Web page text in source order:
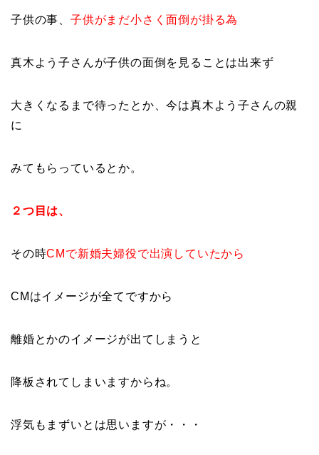
子供の事、 子供がまだ小さく面倒が掛る為
真木よう子さんが子供の面倒を見ることは出来ず
大きくなるまで待ったとか、今は真木よう子さんの親
に
みてもらっているとか。
２つ目は、
その時CMで新婚夫婦役で出演していたから
CMはイメージが全てですから
離婚とかのイメージが出てしまうと
降板されてしまいますからね。
浮気もまずいとは思いますが・・・